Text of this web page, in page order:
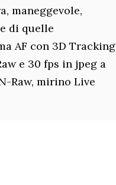
maneggevole,
di quelle
AF con 3D Tracking
e 30 fps in jpeg a
Raw, mirino Live